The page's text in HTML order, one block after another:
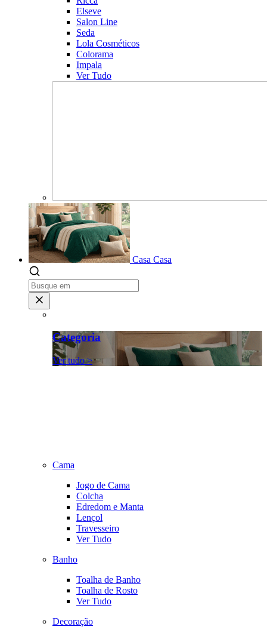
Elseve
Salon Line
Seda
Lola Cosméticos
Colorama
Impala
Ver Tudo
Casa Casa
Categoria
Ver tudo >
Cama
Jogo de Cama
Colcha
Edredom e Manta
Lençol
Travesseiro
Ver Tudo
Banho
Toalha de Banho
Toalha de Rosto
Ver Tudo
Decoração